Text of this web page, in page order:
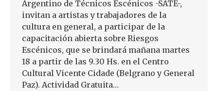
Argentino de Técnicos Escénicos -SATE-,
invitan a artistas y trabajadores de la
cultura en general, a participar de la
capacitación abierta sobre Riesgos
Escénicos, que se brindará mañana martes
18 a partir de las 9.30 Hs. en el Centro
Cultural Vicente Cidade (Belgrano y General
Paz). Actividad Gratuita…